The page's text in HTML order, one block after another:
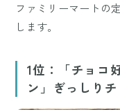
ファミリーマートの
します。
1位：「チョコ
ン」ぎっしり